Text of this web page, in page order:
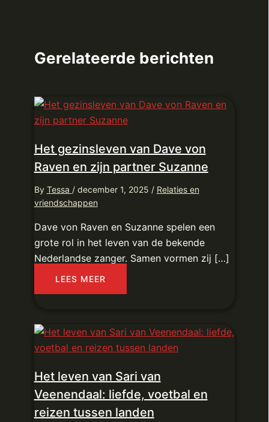
Gerelateerde berichten
Het gezinsleven van Dave von
Raven en zijn partner Suzanne
By Tessa / december 1, 2025 / Relaties en
vriendschappen
Dave von Raven en Suzanne spelen een
grote rol in het leven van de bekende
Nederlandse zanger. Samen vormen zij […]
LEES MEER
Het leven van Sari van
Veenendaal: liefde, voetbal en
reizen tussen landen